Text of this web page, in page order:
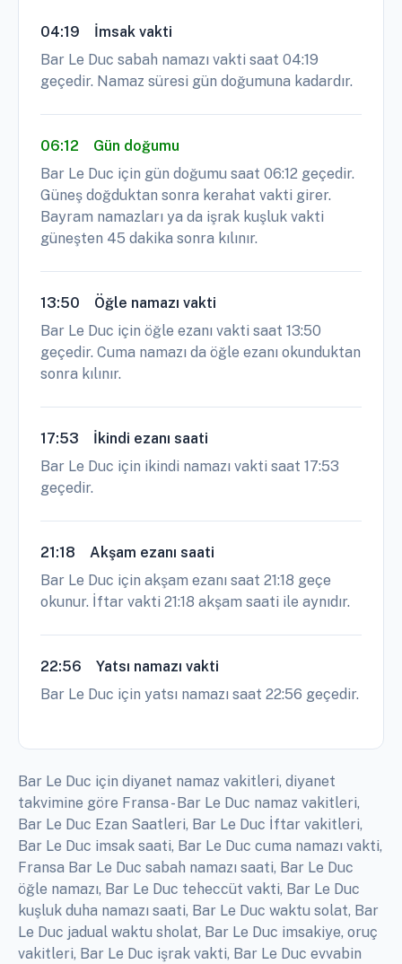
04:19
İmsak vakti
Bar Le Duc sabah namazı vakti saat 04:19
geçedir. Namaz süresi gün doğumuna kadardır.
06:12
Gün doğumu
Bar Le Duc için gün doğumu saat 06:12 geçedir.
Güneş doğduktan sonra kerahat vakti girer.
Bayram namazları ya da işrak kuşluk vakti
güneşten 45 dakika sonra kılınır.
13:50
Öğle namazı vakti
Bar Le Duc için öğle ezanı vakti saat 13:50
geçedir. Cuma namazı da öğle ezanı okunduktan
sonra kılınır.
17:53
İkindi ezanı saati
Bar Le Duc için ikindi namazı vakti saat 17:53
geçedir.
21:18
Akşam ezanı saati
Bar Le Duc için akşam ezanı saat 21:18 geçe
okunur. İftar vakti 21:18 akşam saati ile aynıdır.
22:56
Yatsı namazı vakti
Bar Le Duc için yatsı namazı saat 22:56 geçedir.
Bar Le Duc için diyanet namaz vakitleri, diyanet
takvimine göre Fransa - Bar Le Duc namaz vakitleri,
Bar Le Duc Ezan Saatleri, Bar Le Duc İftar vakitleri,
Bar Le Duc imsak saati, Bar Le Duc cuma namazı vakti,
Fransa Bar Le Duc sabah namazı saati, Bar Le Duc
öğle namazı, Bar Le Duc teheccüt vakti, Bar Le Duc
kuşluk duha namazı saati, Bar Le Duc waktu solat, Bar
Le Duc jadual waktu sholat, Bar Le Duc imsakiye, oruç
vakitleri, Bar Le Duc işrak vakti, Bar Le Duc evvabin